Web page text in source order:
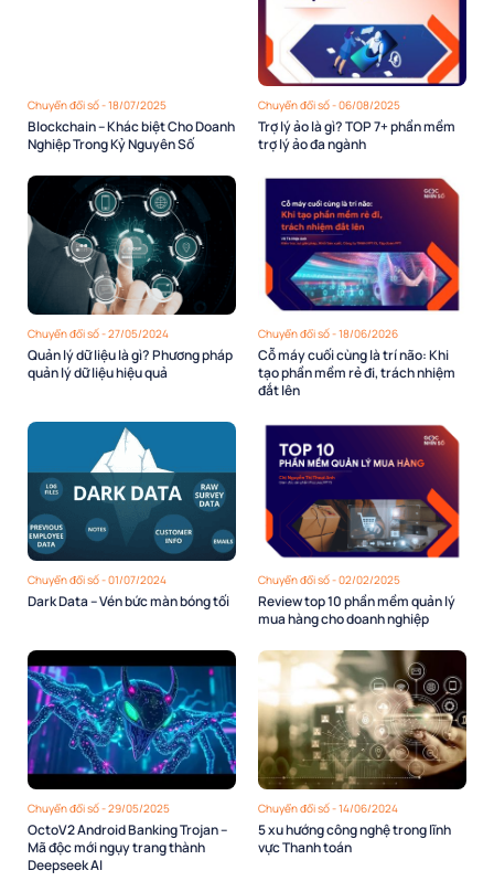
Chuyển đổi số - 18/07/2025
Blockchain – Khác biệt Cho Doanh
Nghiệp Trong Kỷ Nguyên Số
Chuyển đổi số - 06/08/2025
Trợ lý ảo là gì? TOP 7+ phần mềm
trợ lý ảo đa ngành
Chuyển đổi số - 27/05/2024
Quản lý dữ liệu là gì? Phương pháp
quản lý dữ liệu hiệu quả
Chuyển đổi số - 18/06/2026
Cỗ máy cuối cùng là trí não: Khi
tạo phần mềm rẻ đi, trách nhiệm
đắt lên
Chuyển đổi số - 01/07/2024
Dark Data – Vén bức màn bóng tối
Chuyển đổi số - 02/02/2025
Review top 10 phần mềm quản lý
mua hàng cho doanh nghiệp
Chuyển đổi số - 29/05/2025
OctoV2 Android Banking Trojan –
Mã độc mới ngụy trang thành
Deepseek AI
Chuyển đổi số - 14/06/2024
5 xu hướng công nghệ trong lĩnh
vực Thanh toán